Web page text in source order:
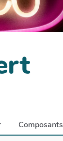
Composants